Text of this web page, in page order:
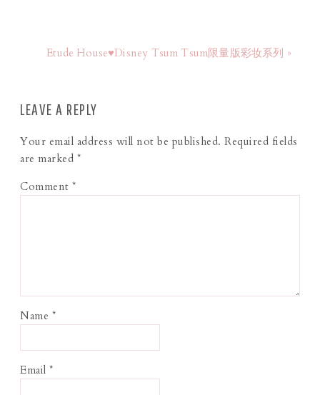
Etude House♥Disney Tsum Tsum限量版彩妆系列 »
LEAVE A REPLY
Your email address will not be published. Required fields
are marked *
Comment*
Name *
Email*